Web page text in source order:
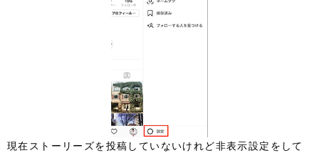
現在ストーリーズを投稿していないけれど非表示設定をして